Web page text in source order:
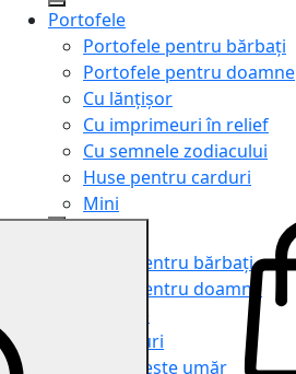
Portofele
Portofele pentru bărbați
Portofele pentru doamne
Cu lănțișor
Cu imprimeuri în relief
Cu semnele zodiacului
Huse pentru carduri
Mini
Genți pentru bărbați
Genți pentru doamne
Serviete
Rucsacuri
Genți peste umăr